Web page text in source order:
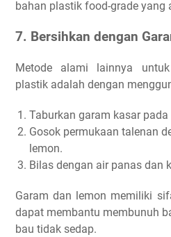
bahan plastik food-grade yang
7. Bersihkan dengan
Metode alami lainnya
plastik adalah dengan
Taburkan garam kasar
Gosok permukaan talenan
lemon.
Bilas dengan air panas dan
Garam dan lemon memiliki
dapat membantu membunuh
bau tidak sedap.